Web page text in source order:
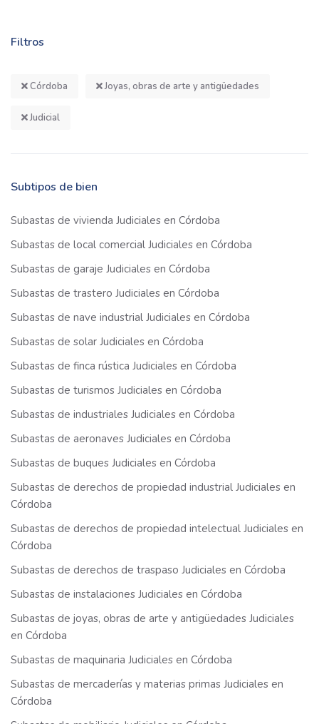
Filtros
Córdoba Joyas, obras de arte y antigüedades
Judicial
Subtipos de bien
Subastas de vivienda Judiciales en Córdoba
Subastas de local comercial Judiciales en Córdoba
Subastas de garaje Judiciales en Córdoba
Subastas de trastero Judiciales en Córdoba
Subastas de nave industrial Judiciales en Córdoba
Subastas de solar Judiciales en Córdoba
Subastas de finca rústica Judiciales en Córdoba
Subastas de turismos Judiciales en Córdoba
Subastas de industriales Judiciales en Córdoba
Subastas de aeronaves Judiciales en Córdoba
Subastas de buques Judiciales en Córdoba
Subastas de derechos de propiedad industrial Judiciales en
Córdoba
Subastas de derechos de propiedad intelectual Judiciales en
Córdoba
Subastas de derechos de traspaso Judiciales en Córdoba
Subastas de instalaciones Judiciales en Córdoba
Subastas de joyas, obras de arte y antigüedades Judiciales
en Córdoba
Subastas de maquinaria Judiciales en Córdoba
Subastas de mercaderías y materias primas Judiciales en
Córdoba